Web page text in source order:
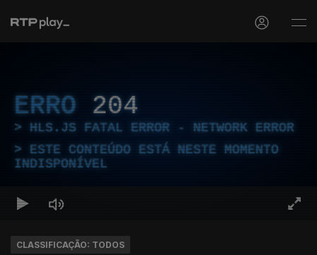
ERRO 204
HLS.JS FATAL ERROR - NETWORK ERROR
ESTE CONTEÚDO ESTÁ NESTE MOMENTO
INDISPONÍVEL
CLASSIFICAÇÃO: TODOS